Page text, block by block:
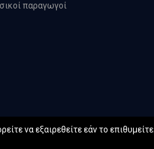
παραγωγοί
να εξαιρεθείτε εάν το επιθυμείτε.